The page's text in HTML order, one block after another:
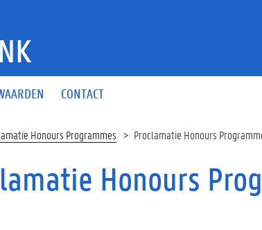
CONTACT
Honours Programmes Proclamatie Honours
Honours